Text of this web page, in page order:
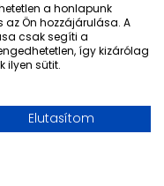
All
nyilatkozat
a honlapunk
az Ön hozzájárulása. A
csak segíti a
így kizárólag
ilyen sütit.
Elutasítom